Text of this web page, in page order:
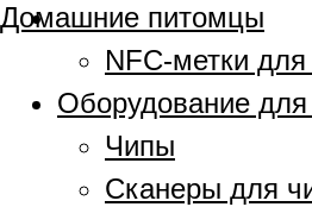
Домашние питомцы
NFC-метки
Оборудование
Чипы
Сканеры для